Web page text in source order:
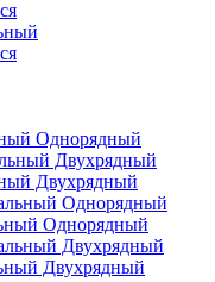
Однорядный
Двухрядный
Однорядный
Двухрядный